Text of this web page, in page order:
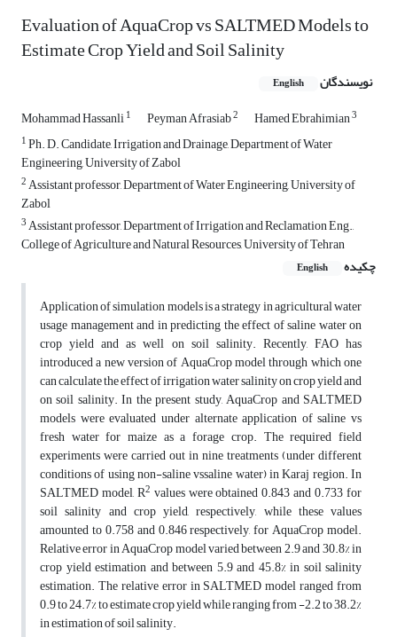
Evaluation of AquaCrop vs SALTMED Models to
Estimate Crop Yield and Soil Salinity
نویسندگان English
Mohammad Hassanli1 Peyman Afrasiab2 Hamed Ebrahimian3
1Ph. D. Candidate, Irrigation and Drainage, Department of Water
Engineering, University of Zabol
2Assistant professor, Department of Water Engineering, University of
Zabol
3Assistant professor, Department of Irrigation and Reclamation Eng.,
College of Agriculture and Natural Resources, University of Tehran
چکیده
English
Application of simulation models is a strategy in agricultural water
usage management and in predicting the effect of saline water on
crop yield and as well on soil salinity. Recently, FAO has
introduced a new version of AquaCrop model through which one
can calculate the effect of irrigation water salinity on crop yield and
on soil salinity. In the present study, AquaCrop and SALTMED
models were evaluated under alternate application of saline vs
fresh water for maize as a forage crop. The required field
experiments were carried out in nine treatments (under different
conditions of using non-saline vssaline water) in Karaj region. In
SALTMED model, R2 values were obtained 0.843 and 0.733 for
soil salinity and crop yield, respectively, while these values
amounted to 0.758 and 0.846 respectively, for AquaCrop model.
Relative error in AquaCrop model varied between 2.9 and 30.8% in
crop yield estimation and between 5.9 and 45.8% in soil salinity
estimation. The relative error in SALTMED model ranged from
0.9 to 24.7% to estimate crop yield while ranging from -2.2 to 38.2%
in estimation of soil salinity.